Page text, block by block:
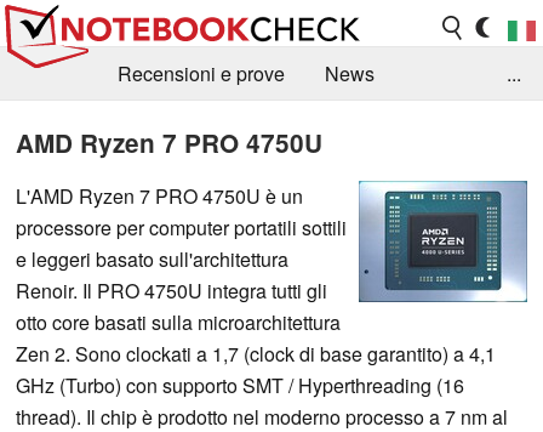
Recensioni e prove
News
Contact
...
AMD Ryzen 7 PRO 4750U
L'AMD Ryzen 7 PRO 4750U è un
processore per computer portatili sottili
e leggeri basato sull'architettura
Renoir. Il PRO 4750U integra tutti gli
otto core basati sulla microarchitettura
Zen 2. Sono clockati a 1,7 (clock di base garantito) a 4,1
GHz (Turbo) con supporto SMT / Hyperthreading (16
thread). Il chip è prodotto nel moderno processo a 7 nm al